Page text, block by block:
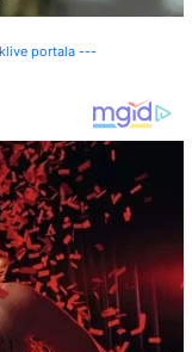
portala ---